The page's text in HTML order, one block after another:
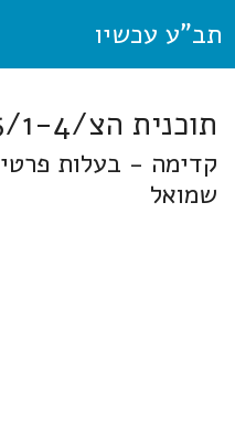
תב"ע עכשיו
תוכנית הצ/115/1-4 שרונים
קדימה - בעלות
שמואל